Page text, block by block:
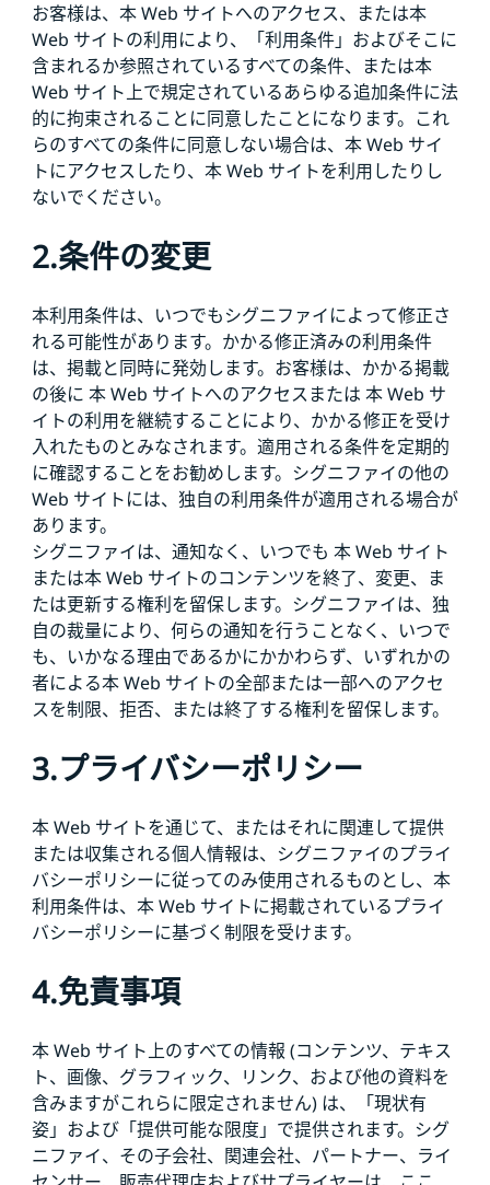
お客様は、本 Web サイトへのアクセス、または本
Web サイトの利用により、「利用条件」およびそこに
含まれるか参照されているすべての条件、または本
Web サイト上で規定されているあらゆる追加条件に法
的に拘束されることに同意したことになります。これ
らのすべての条件に同意しない場合は、本 Web サイ
トにアクセスしたり、本 Web サイトを利用したりし
ないでください。
2.条件の変更
本利用条件は、いつでもシグニファイによって修正さ
れる可能性があります。かかる修正済みの利用条件
は、掲載と同時に発効します。お客様は、かかる掲載
の後に 本 Web サイトへのアクセスまたは 本 Web サ
イトの利用を継続することにより、かかる修正を受け
入れたものとみなされます。適用される条件を定期的
に確認することをお勧めします。シグニファイの他の
Web サイトには、独自の利用条件が適用される場合が
あります。
シグニファイは、通知なく、いつでも 本 Web サイト
または本 Web サイトのコンテンツを終了、変更、ま
たは更新する権利を留保します。シグニファイは、独
自の裁量により、何らの通知を行うことなく、いつで
も、いかなる理由であるかにかかわらず、いずれかの
者による本 Web サイトの全部または一部へのアクセ
スを制限、拒否、または終了する権利を留保します。
3.プライバシーポリシー
本 Web サイトを通じて、またはそれに関連して提供
または収集される個人情報は、シグニファイのプライ
バシーポリシーに従ってのみ使用されるものとし、本
利用条件は、本 Web サイトに掲載されているプライ
バシーポリシーに基づく制限を受けます。
4.免責事項
本 Web サイト上のすべての情報 (コンテンツ、テキス
ト、画像、グラフィック、リンク、および他の資料を
含みますがこれらに限定されません) は、「現状有
姿」および「提供可能な限度」で提供されます。シグ
ニファイ、その子会社、関連会社、パートナー、ライ